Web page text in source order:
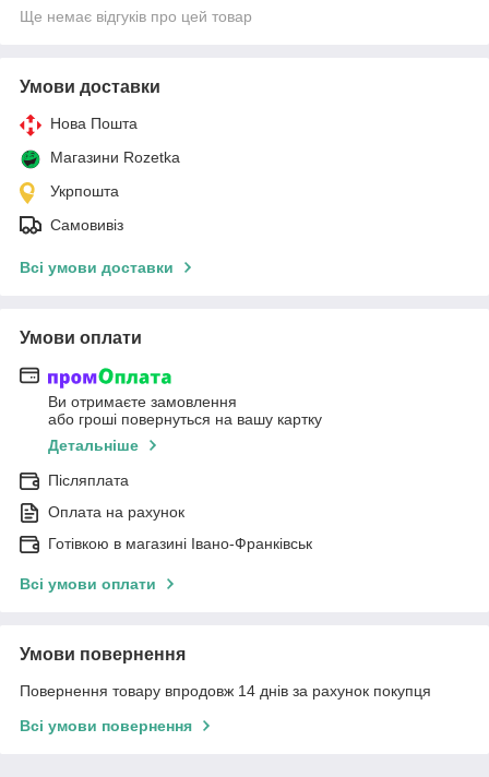
Ще немає відгуків про цей товар
Умови доставки
Нова Пошта
Магазини Rozetka
Укрпошта
Самовивіз
Всі умови доставки
Умови оплати
Ви отримаєте замовлення
або гроші повернуться на вашу картку
Детальніше
Післяплата
Оплата на рахунок
Готівкою в магазині Івано-Франківськ
Всі умови оплати
Умови повернення
Повернення товару впродовж 14 днів за рахунок покупця
Всі умови повернення